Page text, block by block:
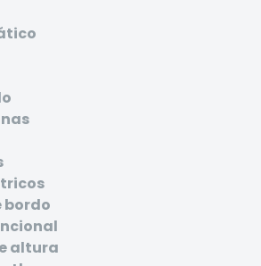
bordo
altura